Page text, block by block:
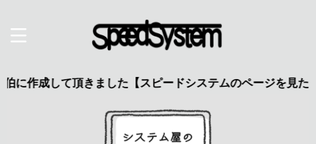
きました【スピードシステムのページを見た】で特典あ